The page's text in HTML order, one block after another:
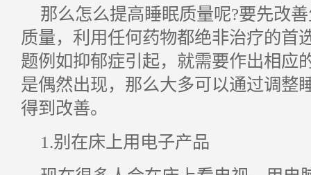
那么怎么提高睡眠质量呢?要先改
质量，利用任何药物都绝非治疗的首
题例如抑郁症引起，就需要作出相应
是偶然出现，那么大多可以通过调整
得到改善。
1.别在床上用电子产品